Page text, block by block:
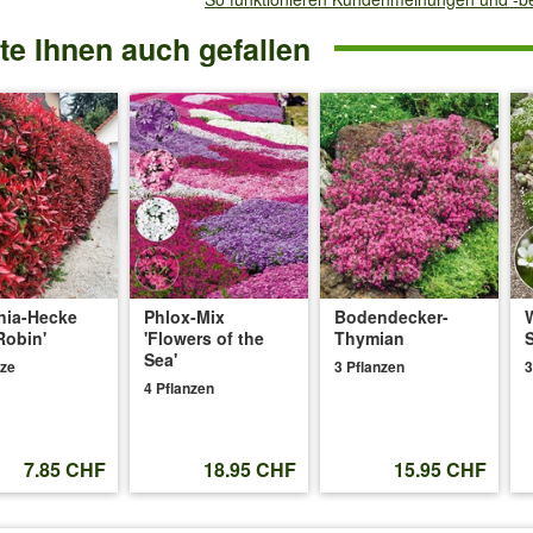
:
eine Pflanzung kein Problem.
:
d.Jahr noch gar nicht gerechnet habe.Sie ist super
eher nicht hin.Blütenfarbe rot-schwarz nicht rot.Sieht super aus
Ihnen auch gefallen
Hecke
7.85 CHF
Phlox-Mix
'Flowers of the
Sea'
4 Pflanzen
18.95 CHF
Bodendecker-
Thymian
3 Pflanzen
15.95 CHF